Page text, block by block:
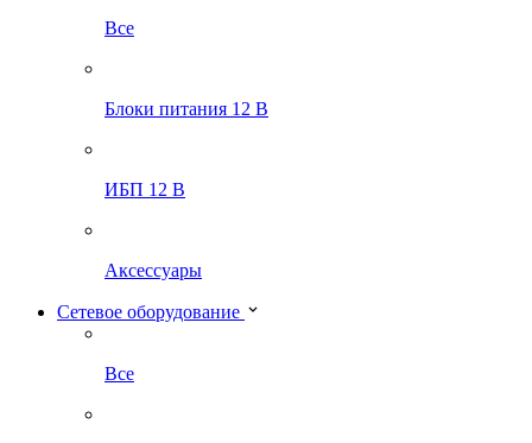
Все
Блоки питания 12 В
ИБП 12 В
Аксессуары
Сетевое оборудование
Все